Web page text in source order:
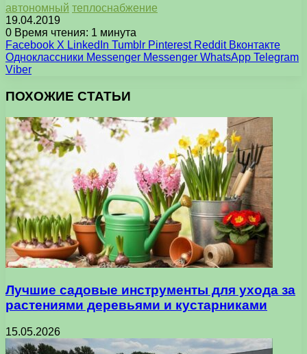
автономный теплоснабжение
19.04.2019
0 Время чтения: 1 минута
Facebook X LinkedIn Tumblr Pinterest Reddit Вконтакте
Одноклассники Messenger Messenger WhatsApp Telegram
Viber
ПОХОЖИЕ СТАТЬИ
Лучшие садовые инструменты для ухода за
растениями деревьями и кустарниками
15.05.2026